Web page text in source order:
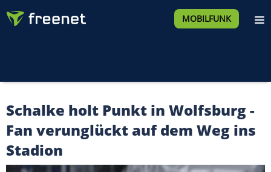
MOBILFUNK
Schalke holt Punkt in Wolfsburg -
Fan verunglückt auf dem Weg ins
Stadion